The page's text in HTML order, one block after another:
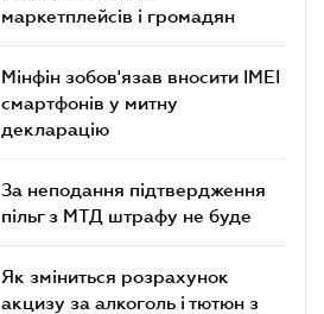
маркетплейсів і громадян
Мінфін зобов'язав вносити IMEI
смартфонів у митну
декларацію
За неподання підтвердження
пільг з МТД штрафу не буде
Як зміниться розрахунок
акцизу за алкоголь і тютюн з